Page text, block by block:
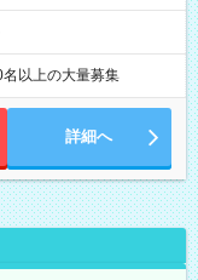
以上の大量募集
詳細へ